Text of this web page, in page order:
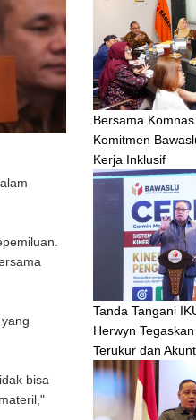
bisa
Bersama
Komitmen
Kerja Inklusif
Tanda Tangani
Herwyn
Terukur dan